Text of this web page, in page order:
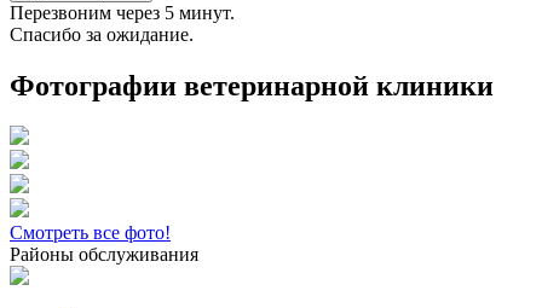
Перезвоним через 5 минут.
Спасибо за ожидание.
Фотографии ветеринарной клиники
Смотреть все фото!
Районы обслуживания